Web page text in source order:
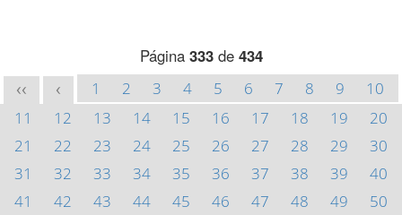
Página 333de 434
<< < 1 2 3 4 5 6 7 8 9
10
11
12 13 14 15 16 17 18 19
20
21
22 23 24 25 26 27 28 29
30
31
32 33 34 35 36 37 38 39
40
41
42 43 44 45 46 47 48 49
50